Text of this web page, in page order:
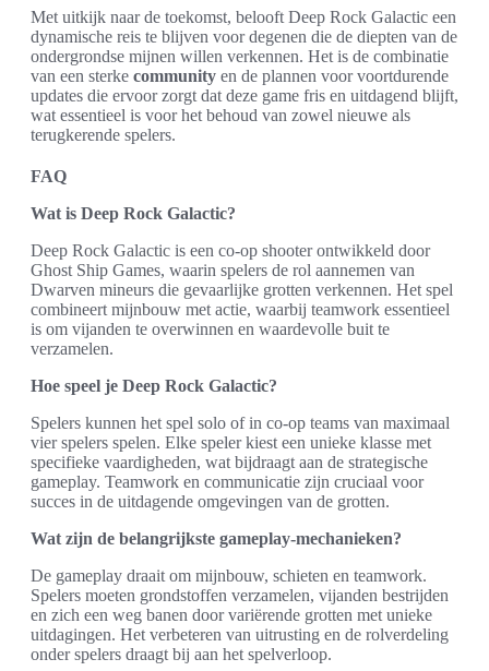
Met uitkijk naar de toekomst, belooft Deep Rock Galactic een
dynamische reis te blijven voor degenen die de diepten van de
ondergrondse mijnen willen verkennen. Het is de combinatie
van een sterke community en de plannen voor voortdurende
updates die ervoor zorgt dat deze game fris en uitdagend blijft,
wat essentieel is voor het behoud van zowel nieuwe als
terugkerende spelers.
FAQ
Wat is Deep Rock Galactic?
Deep Rock Galactic is een co-op shooter ontwikkeld door
Ghost Ship Games, waarin spelers de rol aannemen van
Dwarven mineurs die gevaarlijke grotten verkennen. Het spel
combineert mijnbouw met actie, waarbij teamwork essentieel
is om vijanden te overwinnen en waardevolle buit te
verzamelen.
Hoe speel je Deep Rock Galactic?
Spelers kunnen het spel solo of in co-op teams van maximaal
vier spelers spelen. Elke speler kiest een unieke klasse met
specifieke vaardigheden, wat bijdraagt aan de strategische
gameplay. Teamwork en communicatie zijn cruciaal voor
succes in de uitdagende omgevingen van de grotten.
Wat zijn de belangrijkste gameplay-mechanieken?
De gameplay draait om mijnbouw, schieten en teamwork.
Spelers moeten grondstoffen verzamelen, vijanden bestrijden
en zich een weg banen door variërende grotten met unieke
uitdagingen. Het verbeteren van uitrusting en de rolverdeling
onder spelers draagt bij aan het spelverloop.